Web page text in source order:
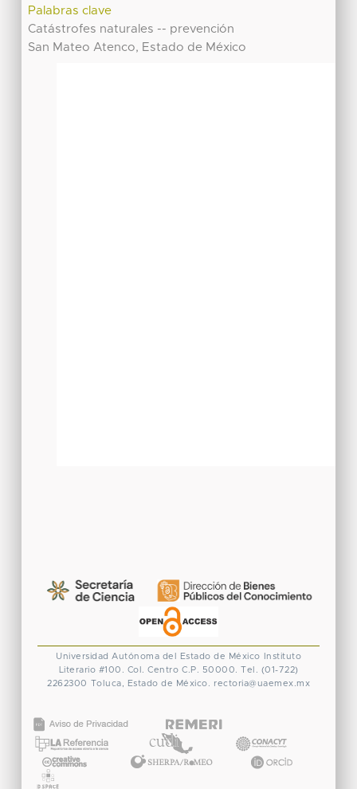
Palabras clave
Catástrofes naturales -- prevención
San Mateo Atenco, Estado de México
Universidad Autónoma del Estado de México
Instituto
Literario #100. Col. Centro C.P. 50000. Tel. (01-722)
2262300 Toluca, Estado de México. rectoria@uaemex.mx